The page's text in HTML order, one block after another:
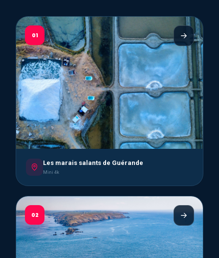
01
Les marais salants de Guérande
Mini 4k
02